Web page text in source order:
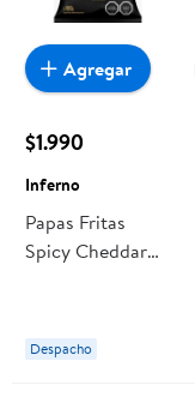
$1.990
Inferno
Papas Fritas
Spicy Cheddar
Despacho
Agregar